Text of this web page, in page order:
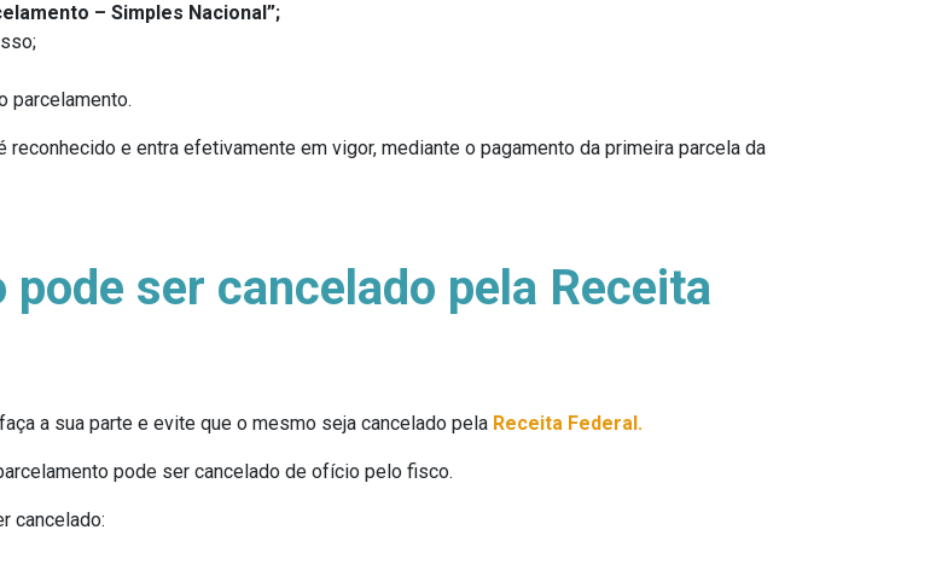
– Simples Nacional”;
parcelamento.
e entra efetivamente em vigor, mediante o pagamento da primeira parcela da
ser cancelado pela Receita
a sua parte e evite que o mesmo seja cancelado pela Receita Federal.
pode ser cancelado de ofício pelo fisco.
cancelado: